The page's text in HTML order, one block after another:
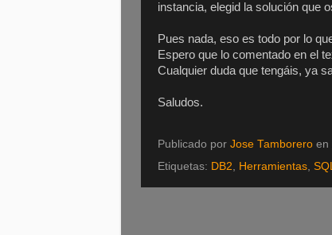
instancia, elegid la solución que
Pues nada, eso es todo por lo
Espero que lo comentado en el
Cualquier duda que tengáis, ya
Saludos.
Publicado por Jose Tamborero en
Etiquetas: DB2 Herramientas SQL